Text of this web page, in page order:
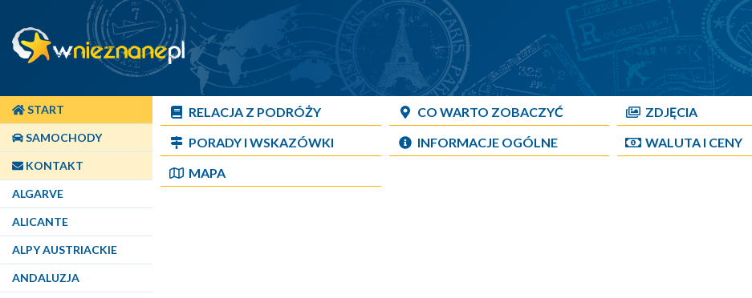
START
SAMOCHODY
KONTAKT
ALGARVE
ALICANTE
ALPY AUSTRIACKIE
ANDALUZJA
RELACJA Z PODRÓŻY CO WARTO ZOBACZYĆ ZDJĘCIA
PORADY I WSKAZÓWKI
INFORMACJE OGÓLNE WALUTA I CENY
MAPA